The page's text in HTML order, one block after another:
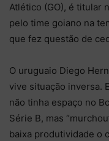
Atlético (GO), é titular
pelo time goiano na
que fez questão de
O uruguaio Diego
vive situação inversa.
não tinha espaço no
Série B, mas
baixa produtividade o